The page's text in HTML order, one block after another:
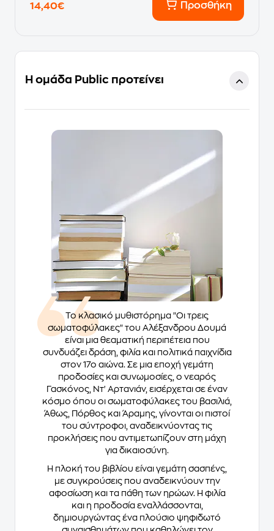
14,40€
Προσθήκη
Η ομάδα Public προτείνει
Το κλασικό μυθιστόρημα "Οι τρεις
σωματοφύλακες" του Αλέξανδρου Δουμά
είναι μια θεαματική περιπέτεια που
συνδυάζει δράση, φιλία και πολιτικά παιχνίδια
στον 17ο αιώνα. Σε μια εποχή γεμάτη
προδοσίες και συνωμοσίες, ο νεαρός
Γασκόνος, Ντ' Αρτανιάν, εισέρχεται σε έναν
κόσμο όπου οι σωματοφύλακες του βασιλιά,
Άθως, Πόρθος και Άραμης, γίνονται οι πιστοί
του σύντροφοι, αναδεικνύοντας τις
προκλήσεις που αντιμετωπίζουν στη μάχη
για δικαιοσύνη.
Η πλοκή του βιβλίου είναι γεμάτη σασπένς,
με συγκρούσεις που αναδεικνύουν την
αφοσίωση και τα πάθη των ηρώων. Η φιλία
και η προδοσία εναλλάσσονται,
δημιουργώντας ένα πλούσιο ψηφιδωτό